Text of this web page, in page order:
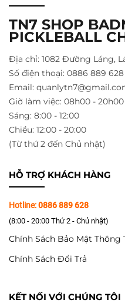
TN7 SHOP
PICKLEBALL
Địa chỉ: 1082 Đường Láng,
Số điện thoại: 0886 889 628
Email:
Giờ làm việc: 08h00 - 20h00
Sáng: 8:00 - 12:00
Chiều: 12:00 - 20:00
(Từ thứ 2 đến Chủ nhật)
HỖ TRỢ KHÁCH HÀNG
Hotline:0886 889 628
(8:00 - 20:00 Thứ 2 - Chủ nhật)
Chính Sách Bảo Mật Thông
Chính Sách Đổi Trả
KẾT NỐI VỚI CHÚNG TÔI